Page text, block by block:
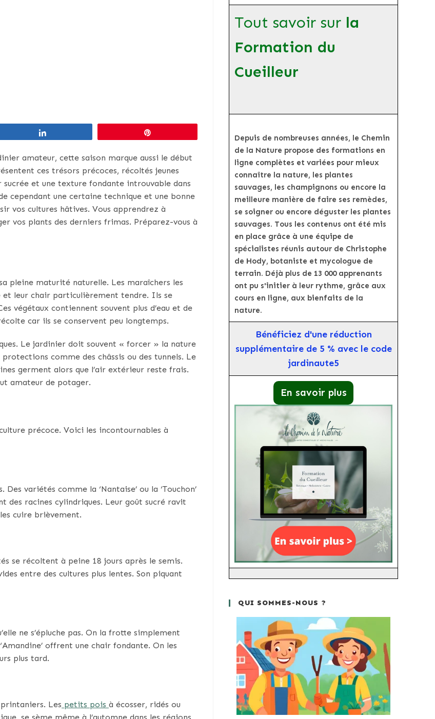
amateur, cette saison marque aussi le début
ces trésors précoces, récoltés jeunes
et une texture fondante introuvable dans
cependant une certaine technique et une bonne
vos cultures hâtives. Vous apprendrez à
vos plants des derniers frimas. Préparez-vous à
pleine maturité naturelle. Les maraîchers les
et leur chair particulièrement tendre. Ils se
végétaux contiennent souvent plus d’eau et de
car ils se conservent peu longtemps.
Le jardinier doit souvent « forcer » la nature
protections comme des châssis ou des tunnels. Le
germent alors que l’air extérieur reste frais.
amateur de potager.
précoce. Voici les incontournables à
variétés comme la ‘Nantaise’ ou la ‘Touchon’
racines cylindriques. Leur goût sucré ravit
cuire brièvement.
se récoltent à peine 18 jours après le semis.
entre des cultures plus lentes. Son piquant
ne s’épluche pas. On la frotte simplement
offrent une chair fondante. On les
plus tard.
Les petits pois à écosser, ridés ou
Tout savoir sur la
Formation du
Cueilleur
Depuis de nombreuses années, le Chemin
de la Nature propose des formations en
ligne complètes et variées pour mieux
connaître la nature, les plantes
sauvages, les champignons ou encore la
meilleure manière de faire ses remèdes,
se soigner ou encore déguster les plantes
sauvages. Tous les contenus ont été mis
en place grâce à une équipe de
spécialistes réunis autour de Christophe
de Hody, botaniste et mycologue de
terrain. Déjà plus de 13 000 apprenants
ont pu s'initier à leur rythme, grâce aux
cours en ligne, aux bienfaits de la
nature.
Bénéficiez d'une réduction
supplémentaire de 5 % avec le code
jardinaute5
En savoir plus
QUI SOMMES-NOUS ?